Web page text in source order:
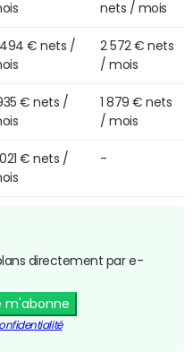
nets / mois
€ nets /
2 572 € nets
/ mois
€ nets /
1 879 € nets
/ mois
€ nets /
-
directement par e-
m'abonne